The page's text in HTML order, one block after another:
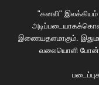
"கனலி"
இணையதளமாகும்.
வலையொளி போன்ற